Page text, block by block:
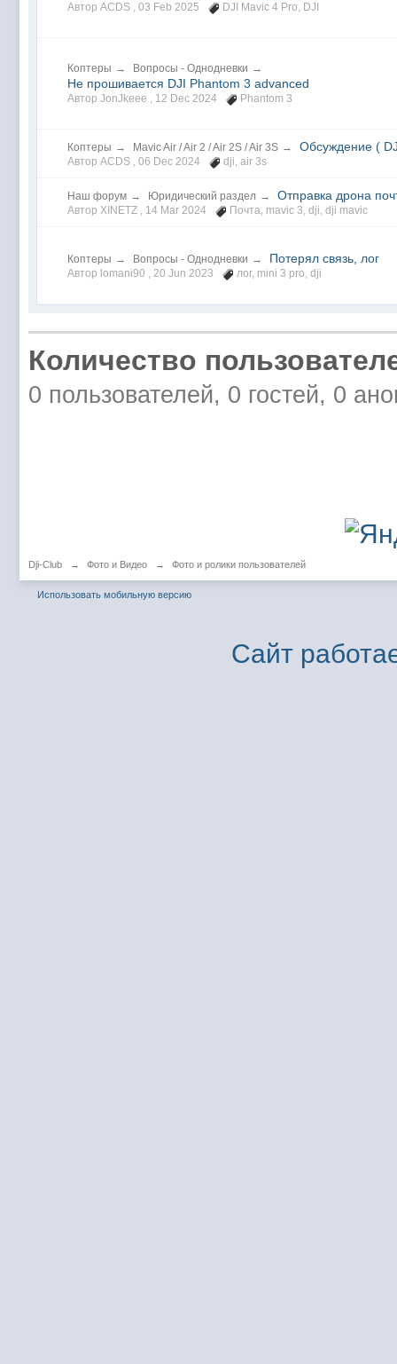
Автор ACDS , 03 Feb 2025 DJI Mavic 4 Pro, DJI
Коптеры → Вопросы - Однодневки →
Не прошивается DJI Phantom 3 advanced
Автор JonJkeee , 12 Dec 2024 Phantom 3
Коптеры → Mavic Air / Air 2 / Air 2S / Air 3S → Обсуждение (
Автор ACDS , 06 Dec 2024 dji, air 3s
Наш форум → Юридический раздел → Отправка дрона
Автор XINETZ , 14 Mar 2024 Почта, mavic 3, dji, dji mavic
Коптеры → Вопросы - Однодневки → Потерял связь, лог
Автор lomani90 , 20 Jun 2023 лог, mini 3 pro, dji
Количество
0 пользователей, 0 гостей, 0
Dji-Club → Фото и Видео → Фото и ролики пользователей
Использовать мобильную версию
Сайт